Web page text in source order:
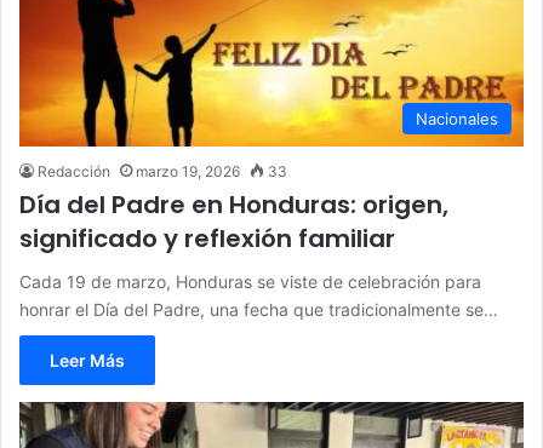
Nacionales
Redacción marzo 19, 2026 33
Día del Padre en Honduras: origen,
significado y reflexión familiar
Cada 19 de marzo, Honduras se viste de celebración para
honrar el Día del Padre, una fecha que tradicionalmente se…
Leer Más